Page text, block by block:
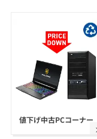
値下げ中古PCコーナー